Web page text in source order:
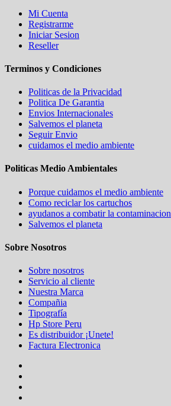
Mi Cuenta
Registrarme
Iniciar Sesion
Reseller
Terminos y Condiciones
Politicas de la Privacidad
Politica De Garantia
Envios Internacionales
Salvemos el planeta
Seguir Envio
cuidamos el medio ambiente
Politicas Medio Ambientales
Porque cuidamos el medio ambiente
Como reciclar los cartuchos
ayudanos a combatir la contaminacion
Salvemos el planeta
Sobre Nosotros
Sobre nosotros
Servicio al cliente
Nuestra Marca
Compañia
Tipografía
Hp Store Peru
Es distribuidor ¡Unete!
Factura Electronica